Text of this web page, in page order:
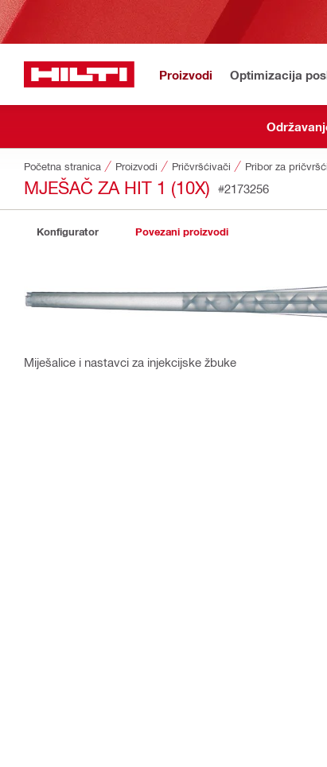
Proizvodi Optimizacija
Početna stranica Proizvodi Pričvršćivači
MJEŠAČ ZA HIT 1 (10X) #2173256
Konfigurator Povezani proizvodi
Miješalice i nastavci za injekcijske žbuke